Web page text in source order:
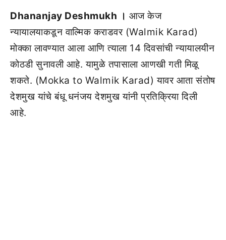
Dhananjay Deshmukh । आज केज
न्यायालयाकडून वाल्मिक कराडवर (Walmik Karad)
मोक्का लावण्यात आला आणि त्याला 14 दिवसांची न्यायालयीन
कोठडी सुनावली आहे. यामुळे तपासाला आणखी गती मिळू
शकते. (Mokka to Walmik Karad) यावर आता संतोष
देशमुख यांचे बंधू धनंजय देशमुख यांनी प्रतिक्रिया दिली
आहे.